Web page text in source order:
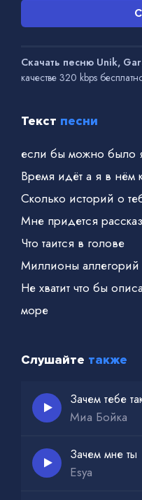
Скачать песню Unik,
качестве 320 kbps
Текст песни
если бы можно было
Время идёт а я в нём
Сколько историй о
Мне придется
Что таится в голове
Миллионы аллегорий
Не хватит что бы
море
Пора тебе завязать
Так часто меня
Слушайте также
Зачем тебе
Миа Бойка
Зачем мне ты
Esya